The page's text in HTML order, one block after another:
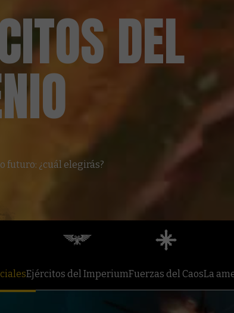
DEL
futuro: ¿cuál elegirás?
Ejércitos del ImperiumFuerzas del CaosLa